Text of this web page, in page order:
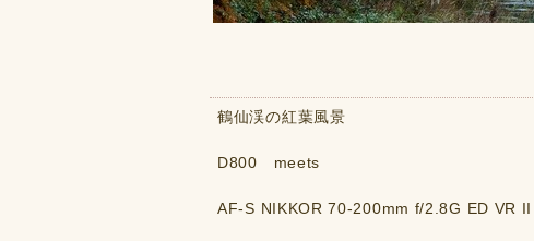
鶴仙渓の紅葉風景
D800 meets
AF-S NIKKOR 70-200mm f/2.8G ED VR II